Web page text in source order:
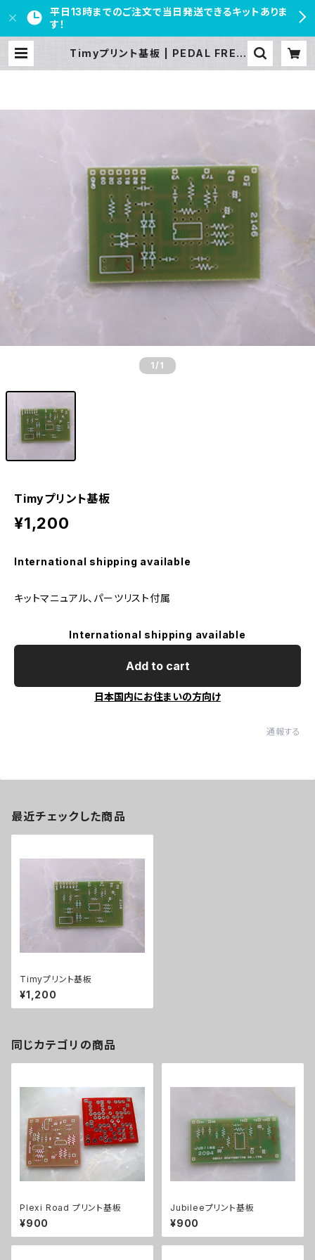
平日13時までのご注文で当日発送できるキットありま
す！
Timyプリント基板 | PEDAL FREA
1 /1
Timyプリント基板
¥1,200
International shipping available
キットマニュアル、パーツリスト付属
International shipping available
Add to cart
日本国内にお住まいの方向け
通報する
最近チェックした商品
Timyプリント基板
¥1,200
同じカテゴリの商品
Plexi Road プリント基板
¥900
Jubileeプリント基板
¥900